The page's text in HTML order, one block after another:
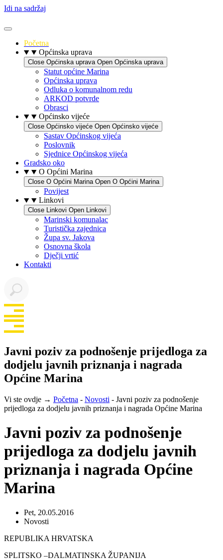
Idi na sadržaj
Početna
Općinska uprava
Close Općinska uprava Open Općinska uprava
Statut općine Marina
Općinska uprava
Odluka o komunalnom redu
ARKOD potvrde
Obrasci
Općinsko vijeće
Close Općinsko vijeće Open Općinsko vijeće
Sastav Općinskog vijeća
Poslovnik
Sjednice Općinskog vijeća
Gradsko oko
O Općini Marina
Close O Općini Marina Open O Općini Marina
Povijest
Linkovi
Close Linkovi Open Linkovi
Marinski komunalac
Turistička zajednica
Župa sv. Jakova
Osnovna škola
Dječji vrtić
Kontakti
Javni poziv za podnošenje prijedloga za
dodjelu javnih priznanja i nagrada
Općine Marina
Vi ste ovdje → Početna - Novosti - Javni poziv za podnošenje
prijedloga za dodjelu javnih priznanja i nagrada Općine Marina
Javni poziv za podnošenje
prijedloga za dodjelu javnih
priznanja i nagrada Općine
Marina
Pet, 20.05.2016
Novosti
REPUBLIKA HRVATSKA
SPLITSKO –DALMATINSKA ŽUPANIJA